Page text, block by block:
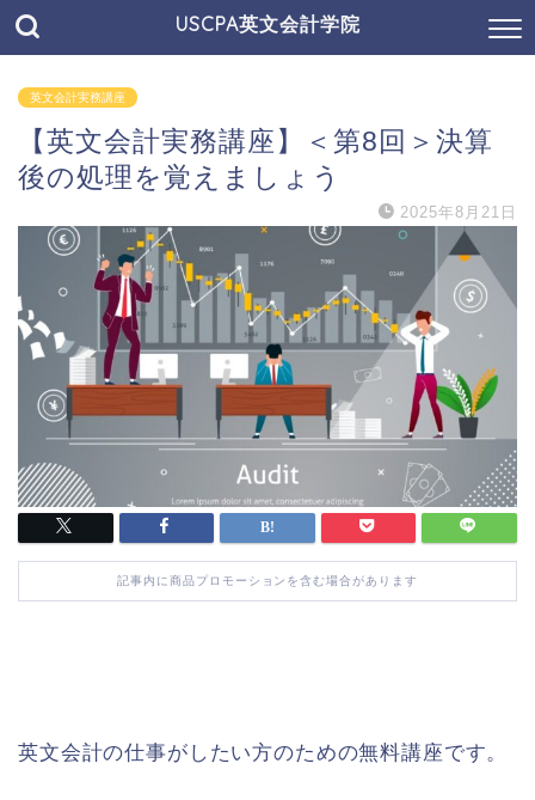
USCPA英文会計学院
英文会計実務講座
【英文会計実務講座】＜第8回＞決算
後の処理を覚えましょう
2025年8月21日
記事内に商品プロモーションを含む場合があります
英文会計の仕事がしたい方のための無料講座です。